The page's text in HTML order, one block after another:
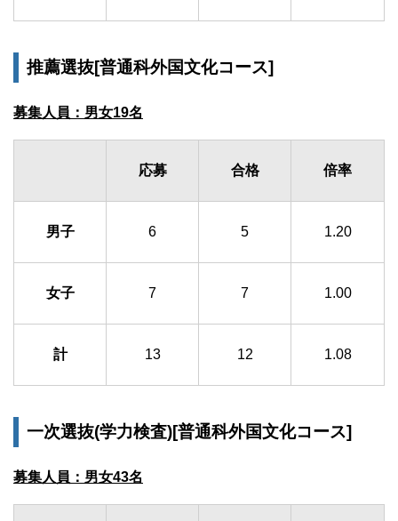
推薦選抜[普通科外国文化コース]
募集人員：男女19名
応募 合格 倍率
男子 6 5 1.20
女子 7 7 1.00
計 13 12 1.08
一次選抜(学力検査)[普通科外国文化コース]
募集人員：男女43名